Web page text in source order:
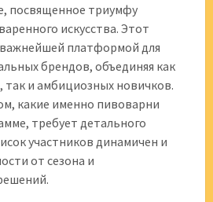
посвященное триумфу
искусства. Этот
платформой для
брендов, объединяя как
и амбициозных новичков.
какие именно пивоварни
требует детального
участников динамичен и
от сезона и